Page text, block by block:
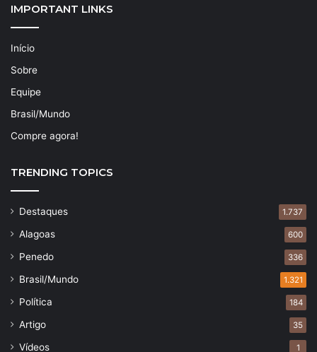
IMPORTANT LINKS
Início
Sobre
Equipe
Brasil/Mundo
Compre agora!
TRENDING TOPICS
Destaques 1.737
Alagoas 600
Penedo 336
Brasil/Mundo 1.321
Política 184
Artigo 35
Vídeos 1